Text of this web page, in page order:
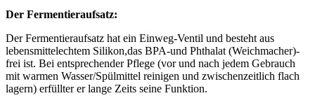
Der Fermentieraufsatz:
Der Fermentieraufsatz hat ein Einweg-Ventil und besteht aus
lebensmittelechtem Silikon,das BPA-und Phthalat (Weichmacher)-
frei ist. Bei entsprechender Pflege (vor und nach jedem Gebrauch
mit warmen Wasser/Spülmittel reinigen und zwischenzeitlich flach
lagern) erfüllter er lange Zeits seine Funktion.